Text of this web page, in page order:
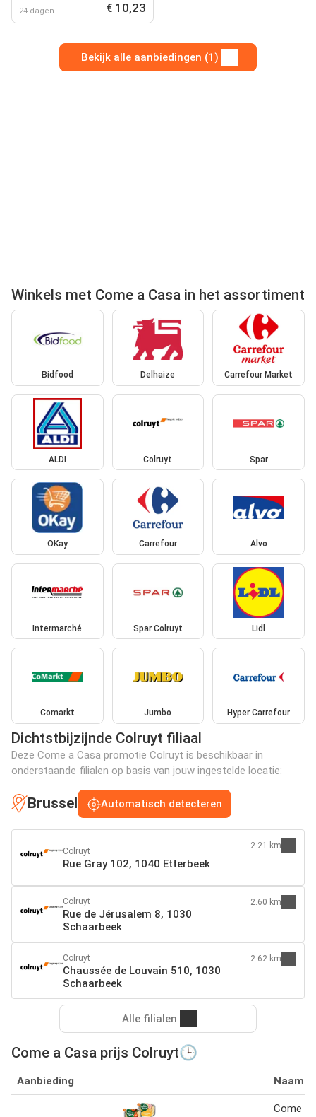
24 dagen € 10,23
Bekijk alle aanbiedingen (1)
Winkels met Come a Casa in het assortiment
Bidfood Delhaize Carrefour Market
ALDI Colruyt Spar
OKay Carrefour Alvo
Intermarché Spar Colruyt Lidl
Comarkt Jumbo Hyper Carrefour
Dichtstbijzijnde Colruyt filiaal
Deze Come a Casa promotie Colruyt is beschikbaar in
onderstaande filialen op basis van jouw ingestelde locatie:
Brussel Automatisch detecteren
Colruyt
Rue Gray 102, 1040 Etterbeek
2.21 km
Colruyt
Rue de Jérusalem 8, 1030
Schaarbeek
2.60 km
Colruyt
Chaussée de Louvain 510, 1030
Schaarbeek
2.62 km
Alle filialen
Come a Casa prijs Colruyt🕒
Aanbieding Naam
Come a